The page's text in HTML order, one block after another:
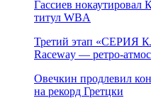
Гассиев нокаутировал
титул WBA
Третий этап «СЕРИЯ
Raceway —
Овечкин продлевил
на рекорд Гретцки